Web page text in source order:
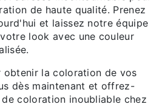
de haute qualité. Prenez
et laissez notre équipe
look avec une couleur
obtenir la coloration de vos
dès maintenant et offrez-
coloration inoubliable chez